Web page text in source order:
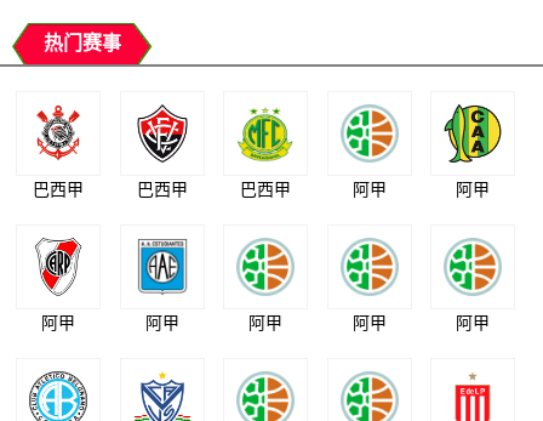
热门赛事
巴西甲 巴西甲 巴西甲 阿甲 阿甲
阿甲 阿甲 阿甲 阿甲 阿甲